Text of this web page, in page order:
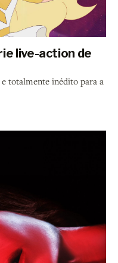
live-action de
totalmente inédito para a